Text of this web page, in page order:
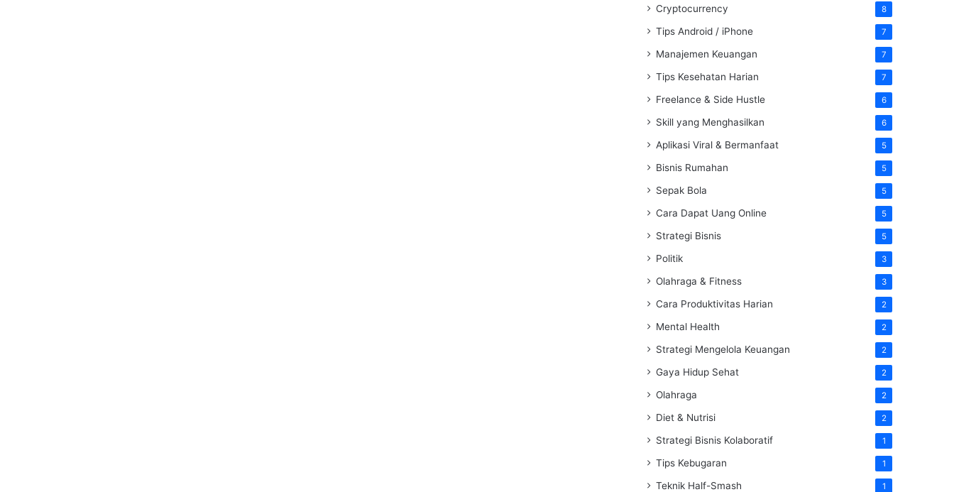
Cryptocurrency 8
Tips Android / iPhone 7
Manajemen Keuangan 7
Tips Kesehatan Harian 7
Freelance & Side Hustle 6
Skill yang Menghasilkan 6
Aplikasi Viral & Bermanfaat 5
Bisnis Rumahan 5
Sepak Bola 5
Cara Dapat Uang Online 5
Strategi Bisnis 5
Politik 3
Olahraga & Fitness 3
Cara Produktivitas Harian 2
Mental Health 2
Strategi Mengelola Keuangan 2
Gaya Hidup Sehat 2
Olahraga 2
Diet & Nutrisi 2
Strategi Bisnis Kolaboratif 1
Tips Kebugaran 1
Teknik Half-Smash 1